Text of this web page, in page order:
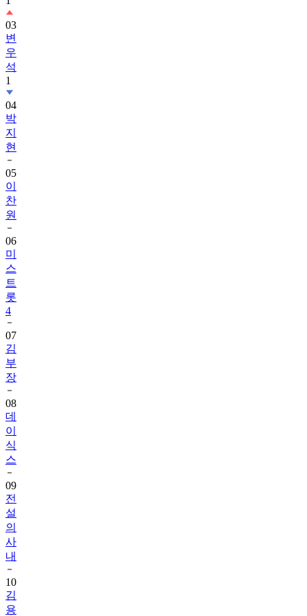
03
변
우
석
1
04
박
지
현
05
이
찬
원
06
미
스
트
롯
4
07
김
부
장
08
데
이
식
스
09
전
설
의
사
내
10
김
용